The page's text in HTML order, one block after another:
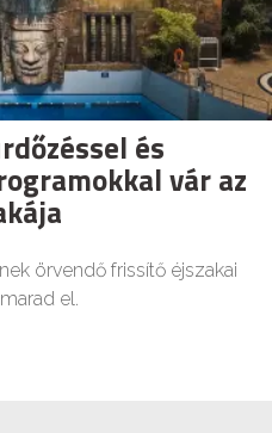
és
vár az
örvendő frissítő éjszakai
el.